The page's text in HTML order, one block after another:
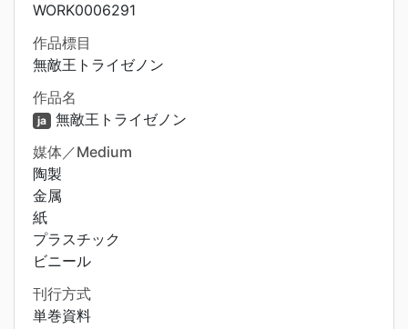
WORK0006291
作品標目
無敵王トライゼノン
作品名
ja 無敵王トライゼノン
媒体／Medium
陶製
金属
紙
プラスチック
ビニール
刊行方式
単巻資料